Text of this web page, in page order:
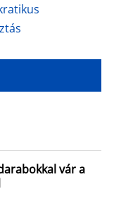
vár a